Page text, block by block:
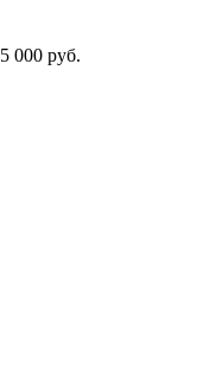
000 руб.